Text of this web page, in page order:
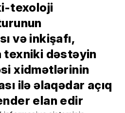
texoloji
və inkişafı,
texniki dəstəyin
xidmətlərinin
ilə əlaqədar açıq
elan edir